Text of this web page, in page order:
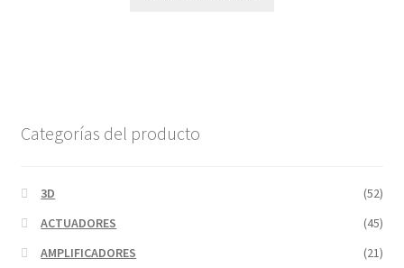
Categorías del producto
3D
(52)
ACTUADORES
(45)
AMPLIFICADORES
(21)